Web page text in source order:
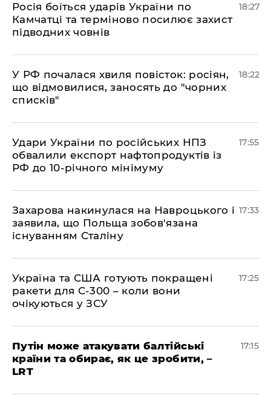
​Росія боїться ударів України по
Камчатці та терміново посилює захист
підводних човнів
18:27
​У РФ почалася хвиля повісток: росіян,
що відмовилися, заносять до "чорних
списків"
18:22
​Удари України по російських НПЗ
обвалили експорт нафтопродуктів із
РФ до 10-річного мінімуму
17:55
​Захарова накинулася на Навроцького і
заявила, що Польща зобов'язана
існуванням Сталіну
17:33
​Україна та США готують покращені
ракети для С-300 – коли вони
очікуються у ЗСУ
17:25
​Путін може атакувати балтійські
країни та обирає, як це зробити, –
LRT
17:15